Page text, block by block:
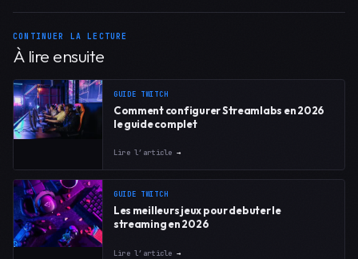
CONTINUER LA LECTURE
À lire ensuite
GUIDE TWITCH
Comment configurer Streamlabs en 2026
le guide complet
Lire l’article →
GUIDE TWITCH
Les meilleurs jeux pour debuter le
streaming en 2026
Lire l’article →